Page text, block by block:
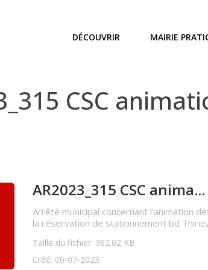
DÉCOUVRIR MAIRIE
CSC
AR2023_315 CSC anima...
Arrêté municipal concernant l'animation
la réservation de stationnement bd
Taille du fichier: 362.02 KB
Créé: 06-07-2023